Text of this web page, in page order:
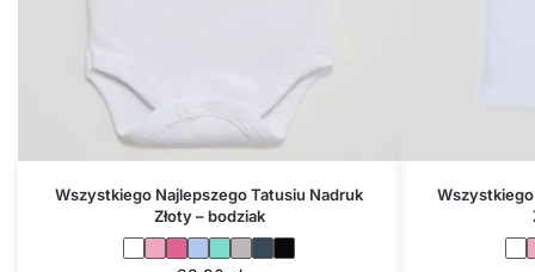
Wszystkiego Najlepszego Tatusiu Nadruk
Złoty – bodziak